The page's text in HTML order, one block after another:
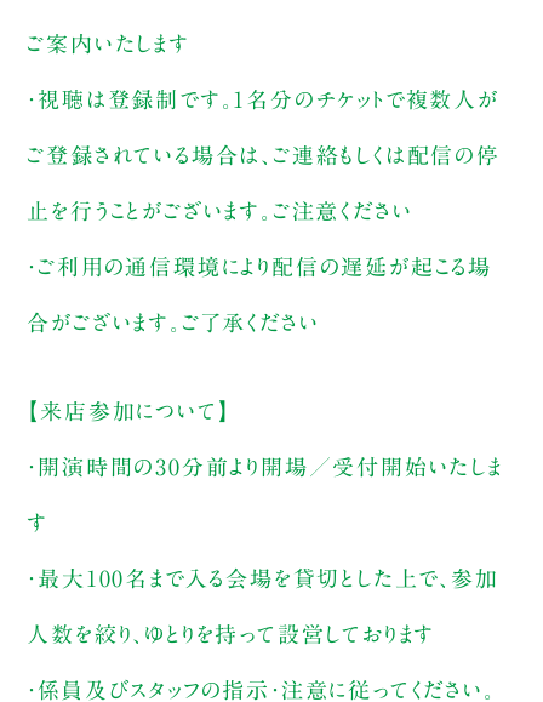
ご案内いたします
・視聴は登録制です。1名分のチケットで複数人が
ご登録されている場合は、ご連絡もしくは配信の停
止を行うことがございます。ご注意ください
・ご利用の通信環境により配信の遅延が起こる場
合がございます。ご了承ください
【来店参加について】
・開演時間の30分前より開場／受付開始いたしま
す
・最大100名まで入る会場を貸切とした上で、参加
人数を絞り、ゆとりを持って設営しております
・係員及びスタッフの指示・注意に従ってください。